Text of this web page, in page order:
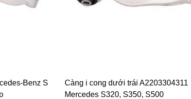
Benz S
Càng i cong dưới trái A2203304311
Mercedes S320, S350, S500